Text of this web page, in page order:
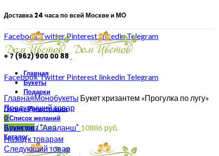
Доставка 24 часа по всей Москве и МО
FacebookTwitterPinterestlinkedinTelegram
+ 7 (962) 900 00 88
FacebookTwitter Pinterest linkedin Telegram
Главная
Букеты
Подарки
Логин / Регистрация
0Список желаний
0пунктов/0руб.
Каталог
Увеличить
ГлавнаяМонобукеты Букет хризантем «Прогулка по лугу»
Предыдущий товар
Букет роз "Аваланш" 10886 руб.
Назад к товарам
Следующий товар